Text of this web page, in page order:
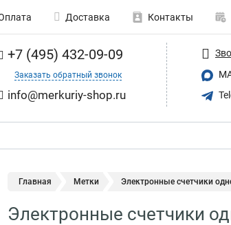
Доставка Контакты
+7 (495) 432-09-09
Заказать обратный звонок
info@merkuriy-shop.ru
Главная Метки Электронные счетчики
Электронные счетчики